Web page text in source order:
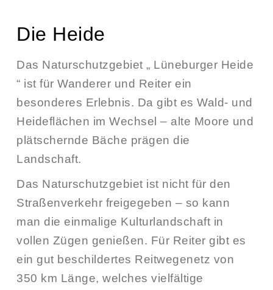
Die Heide
Das Naturschutzgebiet „ Lüneburger Heide
“ ist für Wanderer und Reiter ein
besonderes Erlebnis. Da gibt es Wald- und
Heideflächen im Wechsel – alte Moore und
plätschernde Bäche prägen die
Landschaft.
Das Naturschutzgebiet ist nicht für den
Straßenverkehr freigegeben – so kann
man die einmalige Kulturlandschaft in
vollen Zügen genießen. Für Reiter gibt es
ein gut beschildertes Reitwegenetz von
350 km Länge, welches vielfältige